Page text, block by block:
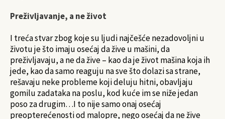
Preživljavanje, a ne život
I treća stvar zbog koje su ljudi najčešće nezadovoljni u
životu je što imaju osećaj da žive u mašini, da
preživljavaju, a ne da žive – kao da je život mašina koja ih
jede, kao da samo reaguju na sve što dolazi sa strane,
rešavaju neke probleme koji deluju hitni, obavljaju
gomilu zadataka na poslu, kod kuće im se niže jedan
poso za drugim…I to nije samo onaj osećaj
preopterećenosti od malopre, nego osećaj da ne žive